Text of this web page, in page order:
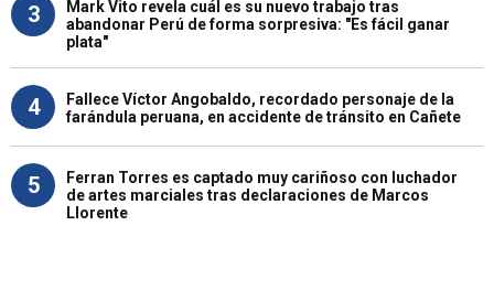
3
Mark Vito revela cuál es su nuevo trabajo tras
abandonar Perú de forma sorpresiva: "Es fácil ganar
plata"
4
Fallece Víctor Angobaldo, recordado personaje de la
farándula peruana, en accidente de tránsito en Cañete
5
Ferran Torres es captado muy cariñoso con luchador
de artes marciales tras declaraciones de Marcos
Llorente